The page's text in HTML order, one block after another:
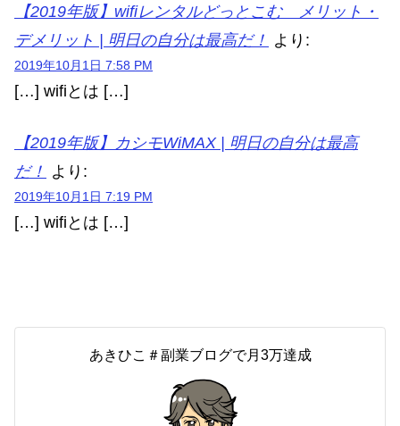
【2019年版】wifiレンタルどっとこむ メリット・
デメリット | 明日の自分は最高だ！ より:
2019年10月1日 7:58 PM
[…] wifiとは […]
【2019年版】カシモWiMAX | 明日の自分は最高
だ！ より:
2019年10月1日 7:19 PM
[…] wifiとは […]
あきひこ＃副業ブログで月3万達成